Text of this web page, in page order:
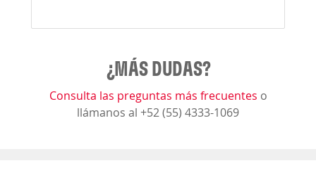
¿MÁS DUDAS?
Consulta las preguntas más frecuentes o
llámanos al +52 (55) 4333-1069